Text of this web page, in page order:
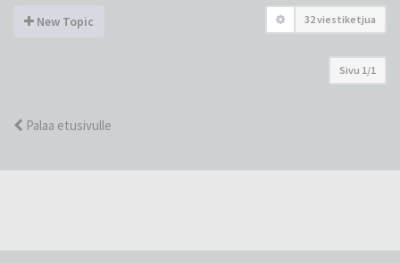
New Topic 32 viestiketjua
Sivu 1/1
Palaa etusivulle